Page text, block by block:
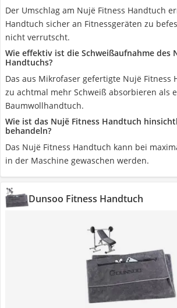
Der Umschlag am Nujë Fitness Handtuch
Handtuch sicher an Fitnessgeräten zu
nicht verrutscht.
Wie effektiv ist die Schweißaufnahme des
Handtuchs?
Das aus Mikrofaser gefertigte Nujë Fitness
zu achtmal mehr Schweiß absorbieren als
Baumwollhandtuch.
Wie ist das Nujë Fitness Handtuch
behandeln?
Das Nujë Fitness Handtuch kann bei
in der Maschine gewaschen werden.
Dunsoo Fitness Handtuch